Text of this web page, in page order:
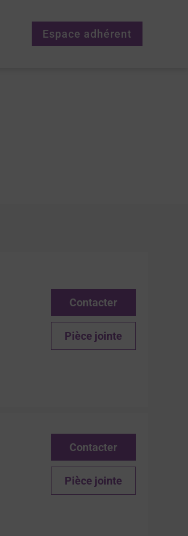
Espace adhérent
Contacter
Pièce jointe
Contacter
Pièce jointe